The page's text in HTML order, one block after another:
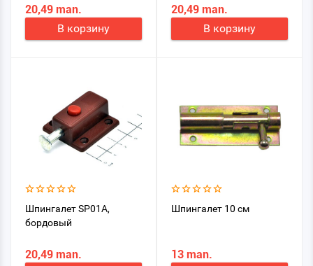
20,49 man.
В корзину
20,49 man.
В корзину
Шпингалет SP01A,
бордовый
20,49 man.
Шпингалет 10 см
13 man.